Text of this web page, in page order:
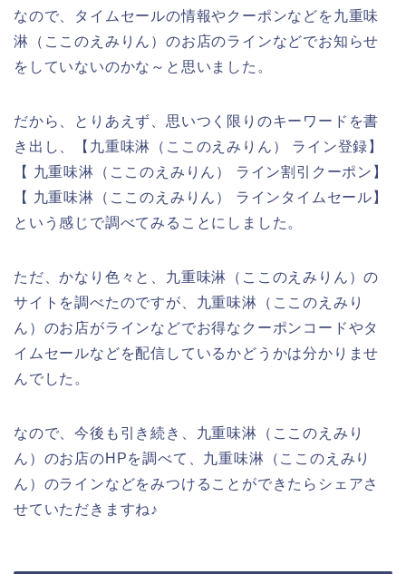
なので、タイムセールの情報やクーポンなどを九重味
淋（ここのえみりん）のお店のラインなどでお知らせ
をしていないのかな～と思いました。
だから、とりあえず、思いつく限りのキーワードを書
き出し、【九重味淋（ここのえみりん） ライン登録】
【 九重味淋（ここのえみりん） ライン割引クーポン】
【 九重味淋（ここのえみりん） ラインタイムセール】
という感じで調べてみることにしました。
ただ、かなり色々と、九重味淋（ここのえみりん）の
サイトを調べたのですが、九重味淋（ここのえみり
ん）のお店がラインなどでお得なクーポンコードやタ
イムセールなどを配信しているかどうかは分かりませ
んでした。
なので、今後も引き続き、九重味淋（ここのえみり
ん）のお店のHPを調べて、九重味淋（ここのえみり
ん）のラインなどをみつけることができたらシェアさ
せていただきますね♪